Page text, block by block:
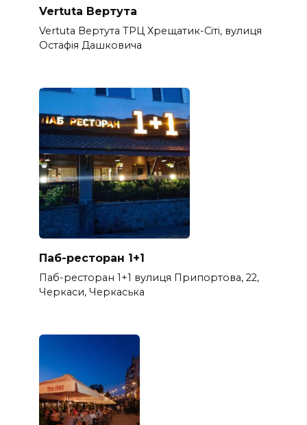
Vertuta Вертута
Vertuta Вертута ТРЦ Хрещатик-Сіті, вулиця
Остафія Дашковича
Паб-ресторан 1+1
Паб-ресторан 1+1 вулиця Припортова, 22,
Черкаси, Черкаська